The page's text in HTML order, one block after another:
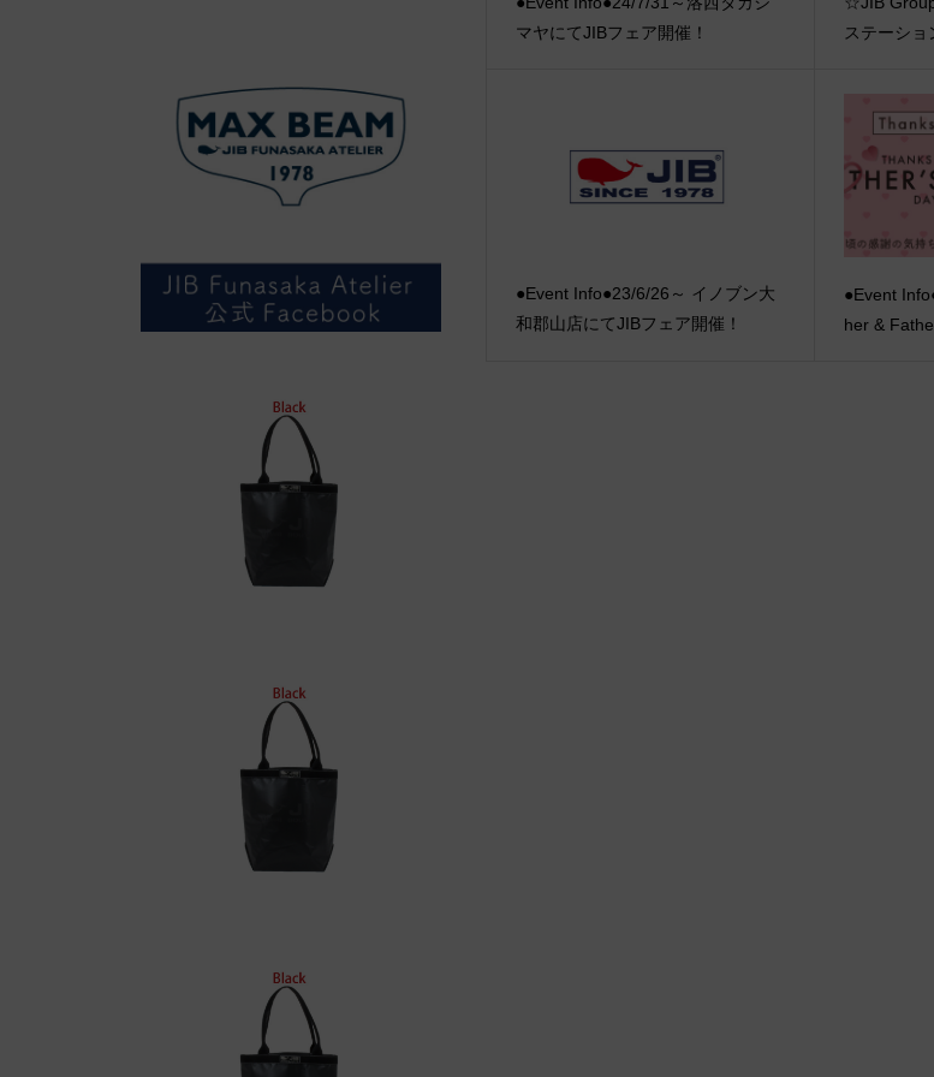
マヤにてJIBフェア開催！
ステーショ
●Event Info●23/6/26～ イノブン大
和郡山店にてJIBフェア開催！
●Event
her &